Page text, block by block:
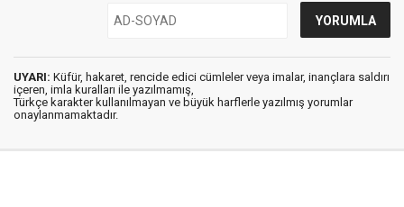
UYARI: Küfür, hakaret, rencide edici cümleler veya imalar, inançlara saldırı
içeren, imla kuralları ile yazılmamış,
Türkçe karakter kullanılmayan ve büyük harflerle yazılmış yorumlar
onaylanmamaktadır.